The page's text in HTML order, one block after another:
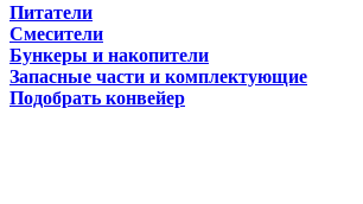
Питатели
Смесители
Бункеры и накопители
Запасные части и комплектующие
Подобрать конвейер